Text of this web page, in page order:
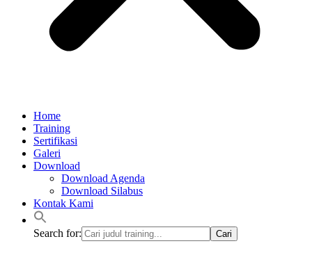
Home
Training
Sertifikasi
Galeri
Download
Download Agenda
Download Silabus
Kontak Kami
Search for: